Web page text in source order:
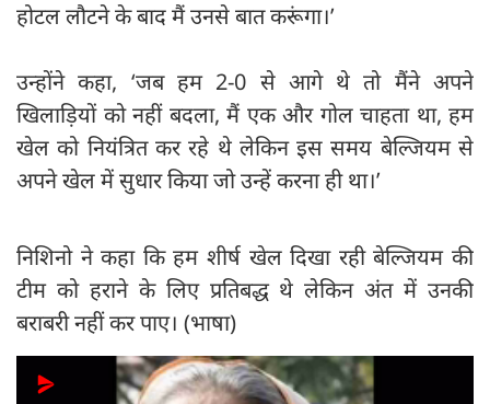
होटल लौटने के बाद मैं उनसे बात करूंगा।’
उन्होंने कहा, ‘जब हम 2-0 से आगे थे तो मैंने अपने
खिलाड़ियों को नहीं बदला, मैं एक और गोल चाहता था, हम
खेल को नियंत्रित कर रहे थे लेकिन इस समय बेल्जियम से
अपने खेल में सुधार किया जो उन्हें करना ही था।’
निशिनो ने कहा कि हम शीर्ष खेल दिखा रही बेल्जियम की
टीम को हराने के लिए प्रतिबद्ध थे लेकिन अंत में उनकी
बराबरी नहीं कर पाए। (भाषा)